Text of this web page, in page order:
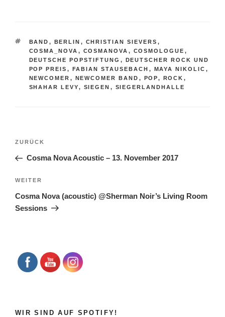
SCHLAGWÖRTER
BAND , BERLIN , CHRISTIAN SIEVERS ,
COSMA_NOVA , COSMANOVA , COSMOLOGUE ,
DEUTSCHE POPSTIFTUNG ,
DEUTSCHER ROCK UND
POP PREIS , FABIAN STAUSEBACH , MAYA NIKOLIC ,
NEWCOMER , NEWCOMER BAND , POP, ROCK ,
SHAHAR LEVY, SIEGEN , SIEGERLANDHALLE
Beitragsnavigation
Vorheriger
Beitrag
ZURÜCK
Cosma Nova Acoustic – 13. November 2017
Nächster
Beitrag
WEITER
Cosma Nova (acoustic) @Sherman Noir’s Living Room
Sessions
WIR SIND AUF SPOTIFY!